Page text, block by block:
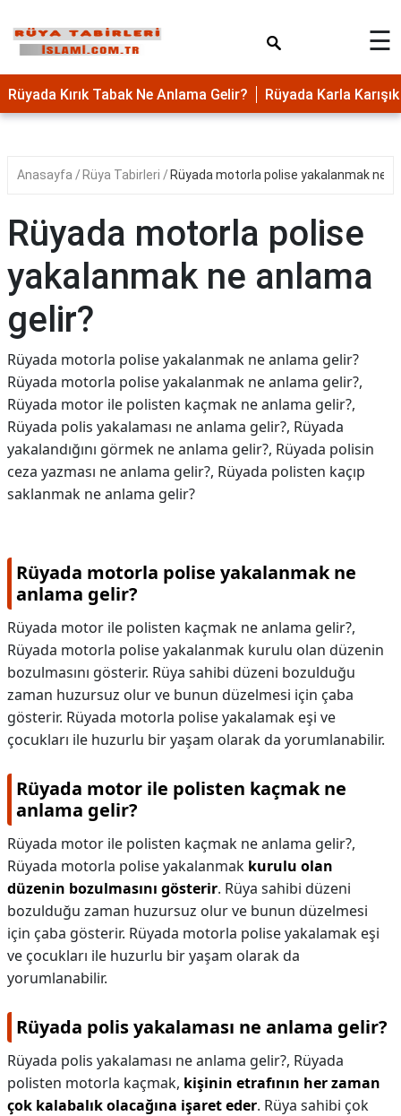
☰
Rüyada Kırık Tabak Ne Anlama Gelir? Rüyada Karla
Anasayfa Rüya Tabirleri Rüyada motorla polise yakalanmak ne
Rüyada motorla polise
yakalanmak ne anlama
gelir?
Rüyada motorla polise yakalanmak ne anlama gelir?
Rüyada motorla polise yakalanmak ne anlama gelir?,
Rüyada motor ile polisten kaçmak ne anlama gelir?,
Rüyada polis yakalaması ne anlama gelir?, Rüyada
yakalandığını görmek ne anlama gelir?, Rüyada polisin
ceza yazması ne anlama gelir?, Rüyada polisten kaçıp
saklanmak ne anlama gelir?
Rüyada motorla polise yakalanmak ne
anlama gelir?
Rüyada motor ile polisten kaçmak ne anlama gelir?,
Rüyada motorla polise yakalanmak kurulu olan düzenin
bozulmasını gösterir. Rüya sahibi düzeni bozulduğu
zaman huzursuz olur ve bunun düzelmesi için çaba
gösterir. Rüyada motorla polise yakalamak eşi ve
çocukları ile huzurlu bir yaşam olarak da yorumlanabilir.
Rüyada motor ile polisten kaçmak ne
anlama gelir?
Rüyada motor ile polisten kaçmak ne anlama gelir?,
Rüyada motorla polise yakalanmak kurulu olan
düzenin bozulmasını gösterir. Rüya sahibi düzeni
bozulduğu zaman huzursuz olur ve bunun düzelmesi
için çaba gösterir. Rüyada motorla polise yakalamak eşi
ve çocukları ile huzurlu bir yaşam olarak da
yorumlanabilir.
Rüyada polis yakalaması ne anlama gelir?
Rüyada polis yakalaması ne anlama gelir?, Rüyada
polisten motorla kaçmak, kişinin etrafının her zaman
çok kalabalık olacağına işaret eder. Rüya sahibi çok